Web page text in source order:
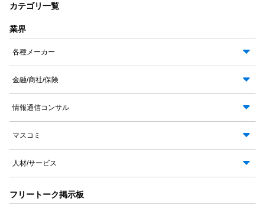
カテゴリ一覧
業界
各種メーカー
金融/商社/保険
情報通信コンサル
マスコミ
人材/サービス
フリートーク掲示板